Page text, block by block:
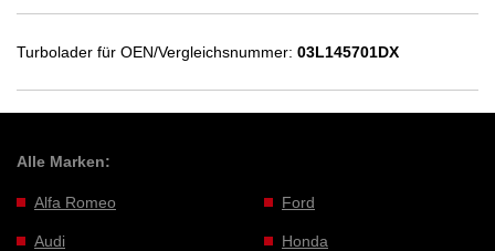
Turbolader für OEN/Vergleichsnummer: 03L145701DX
Alle Marken:
Alfa Romeo
Audi
Ford
Honda